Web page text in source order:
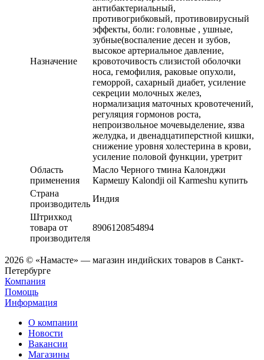
Назначение
антибактериальный,
противогрибковый, противовирусный
эффекты, боли: головные , ушные,
зубные(воспаление десен и зубов,
высокое артериальное давление,
кровоточивость слизистой оболочки
носа, гемофилия, раковые опухоли,
геморрой, сахарный диабет, усиление
секреции молочных желез,
нормализация маточных кровотечений,
регуляция гормонов роста,
непроизвольное мочевыделение, язва
желудка, и двенадцатиперстной кишки,
снижение уровня холестерина в крови,
усиление половой функции, уретрит
Область
применения
Масло Черного тмина Калонджи
Кармешу Kalondji oil Karmeshu купить
Страна
производитель
Индия
Штрихкод
товара от
производителя
8906120854894
2026 © «Намасте» — магазин индийских товаров в Санкт-
Петербурге
Компания
Помощь
Информация
О компании
Новости
Вакансии
Магазины